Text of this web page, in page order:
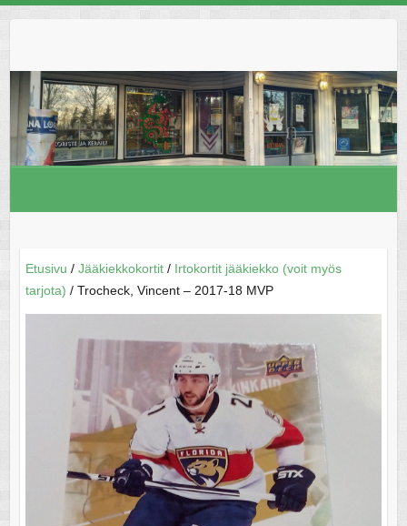
Etusivu / Jääkiekkokortit/ Irtokortit jääkiekko (voit myös
tarjota) / Trocheck, Vincent – 2017-18 MVP